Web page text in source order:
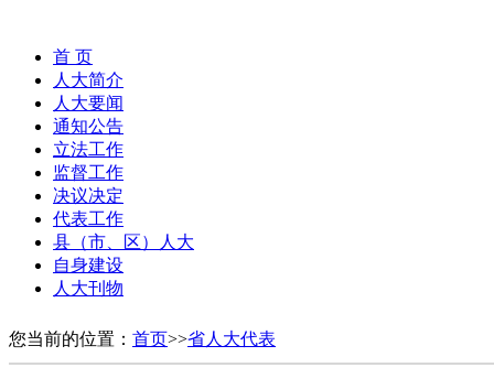
首 页
人大简介
人大要闻
通知公告
立法工作
监督工作
决议决定
代表工作
县（市、区）人大
自身建设
人大刊物
您当前的位置： 首页>>省人大代表